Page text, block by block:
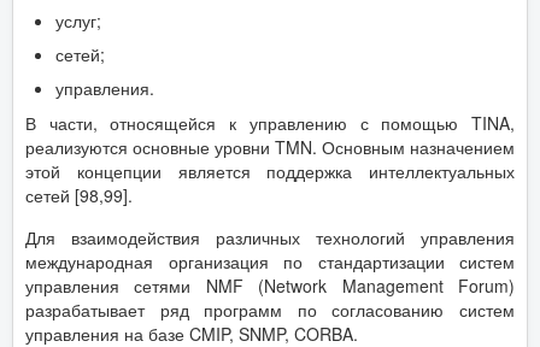
услуг;
сетей;
управления.
В части, относящейся к управлению с помощью TINA,
реализуются основные уровни TMN. Основным назначением
этой концепции является поддержка интеллектуальных
сетей [98,99].
Для взаимодействия различных технологий управления
международная организация по стандартизации систем
управления сетями NMF (Network Management Forum)
разрабатывает ряд программ по согласованию систем
управления на базе CMIP, SNMP, CORBA.